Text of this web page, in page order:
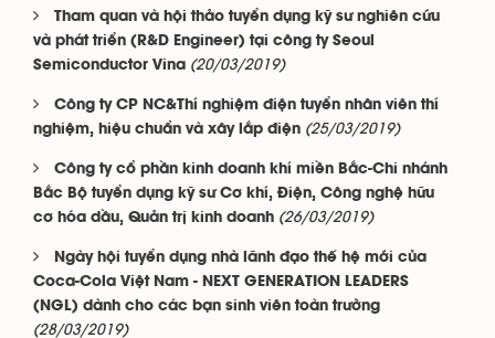
Tham quan và hội thảo tuyển dụng kỹ sư nghiên cứu
và phát triển (R&D Engineer) tại công ty Seoul
Semiconductor Vina (20/03/2019)
Công ty CP NC&Thí nghiệm điện tuyển nhân viên thí
nghiệm, hiệu chuẩn và xây lắp điện (25/03/2019)
Công ty cổ phần kinh doanh khí miền Bắc-Chi nhánh
Bắc Bộ tuyển dụng kỹ sư Cơ khí, Điện, Công nghệ hữu
cơ hóa dầu, Quản trị kinh doanh (26/03/2019)
Ngày hội tuyển dụng nhà lãnh đạo thế hệ mới của
Coca-Cola Việt Nam - NEXT GENERATION LEADERS
(NGL) dành cho các bạn sinh viên toàn trường
(28/03/2019)